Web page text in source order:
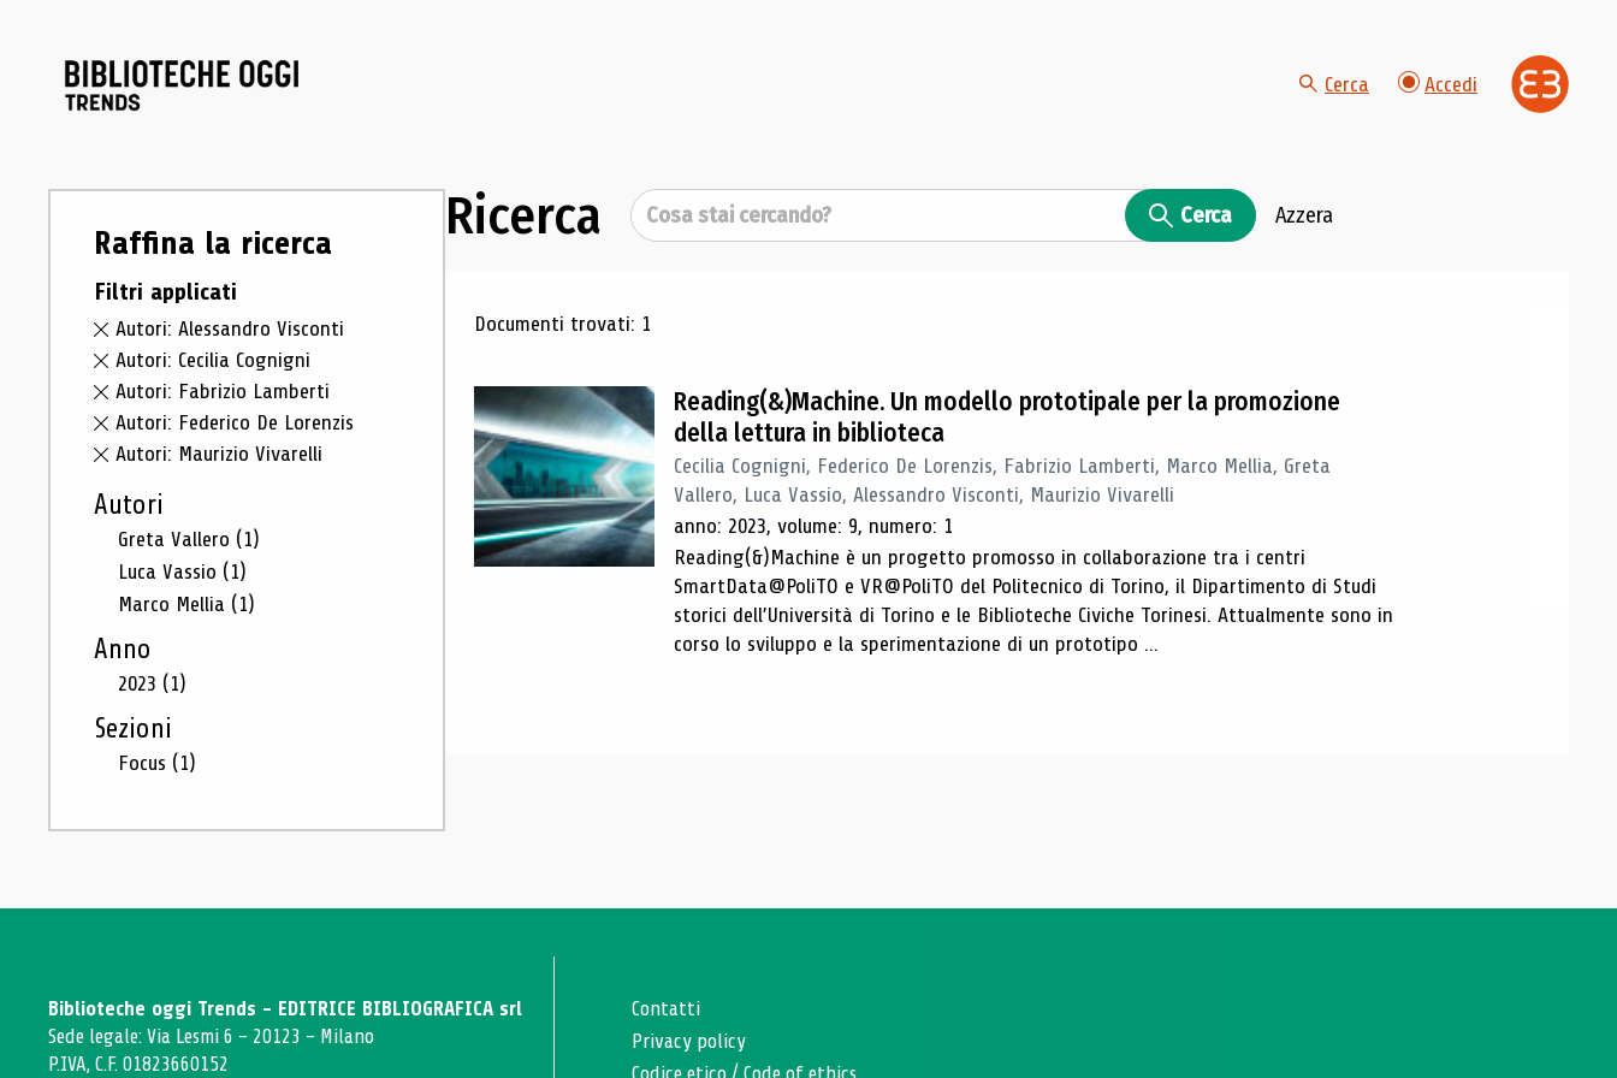
Cerca Accedi
Raffina la ricerca
Filtri applicati
Autori: Alessandro Visconti
Autori: Cecilia Cognigni
Autori: Fabrizio Lamberti
Autori: Federico De Lorenzis
Autori: Maurizio Vivarelli
Autori
Greta Vallero (1)
Luca Vassio (1)
Marco Mellia (1)
Anno
2023 (1)
Sezioni
Focus (1)
Ricerca Cerca Cerca Azzera
Risultati di ricerca
Documenti trovati: 1
Reading(&)Machine. Un modello prototipale per la promozione
della lettura in biblioteca
Cecilia Cognigni, Federico De Lorenzis, Fabrizio Lamberti, Marco Mellia, Greta
Vallero, Luca Vassio, Alessandro Visconti, Maurizio Vivarelli
anno: 2023, volume: 9, numero: 1
Reading(&)Machine è un progetto promosso in collaborazione tra i centri
SmartData@PoliTO e VR@PoliTO del Politecnico di Torino, il Dipartimento di Studi
storici dell’Università di Torino e le Biblioteche Civiche Torinesi. Attualmente sono in
corso lo sviluppo e la sperimentazione di un prototipo ...
Biblioteche oggi Trends - EDITRICE BIBLIOGRAFICA srl
Sede legale: Via Lesmi 6 - 20123 - Milano
P.IVA, C.F. 01823660152
Contatti
Privacy policy